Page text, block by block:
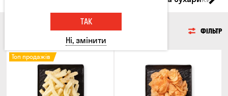
ФІЛЬТР
Топ продажів
ТАК
Ні, змінити